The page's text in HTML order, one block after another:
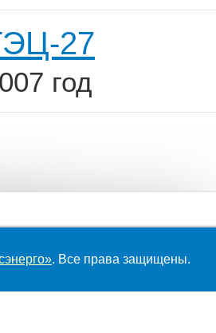
27
год
. Все права защищены.